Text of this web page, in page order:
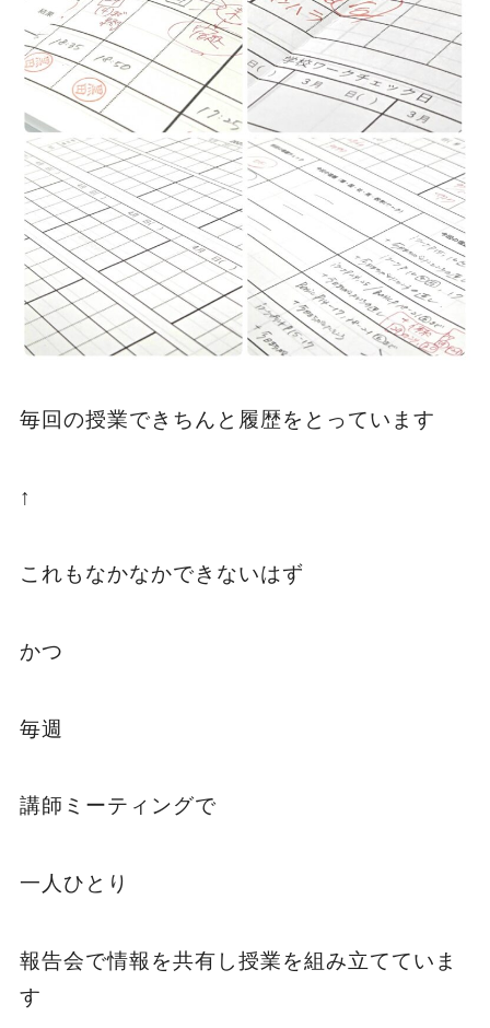
毎回の授業できちんと履歴をとっています
↑
これもなかなかできないはず
かつ
毎週
講師ミーティングで
一人ひとり
報告会で情報を共有し授業を組み立てていま
す